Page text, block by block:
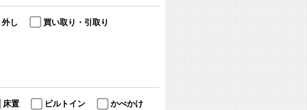
し
買い取り・引取り
床置 ビルトイン
かべかけ